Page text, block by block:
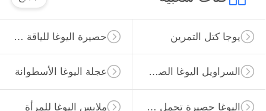
حصيرة اليوغا للياقة البدنية يوجا كتل التمرين
عجلة اليوغا الأسطوانة السراويل اليوغا الصالة الرياضية
ملابس اليوغا للمرأة اليوغا حصيرة تحمل حقيبة